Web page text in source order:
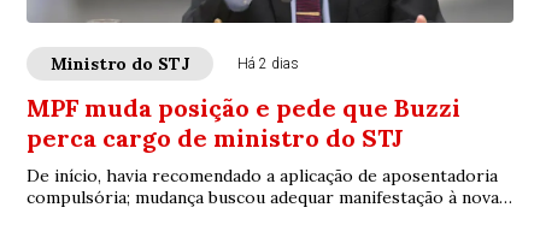
Ministro do STJ Há 2 dias
MPF muda posição e pede que Buzzi
perca cargo de ministro do STJ
De início, havia recomendado a aplicação de aposentadoria
compulsória; mudança buscou adequar manifestação à nova